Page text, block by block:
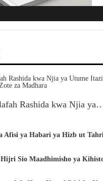
Rashida kwa Njia
Afisi ya Habari ya Hizb ut
Sio Maadhimisho ya